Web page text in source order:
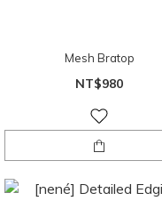
Mesh Bratop
NT$980